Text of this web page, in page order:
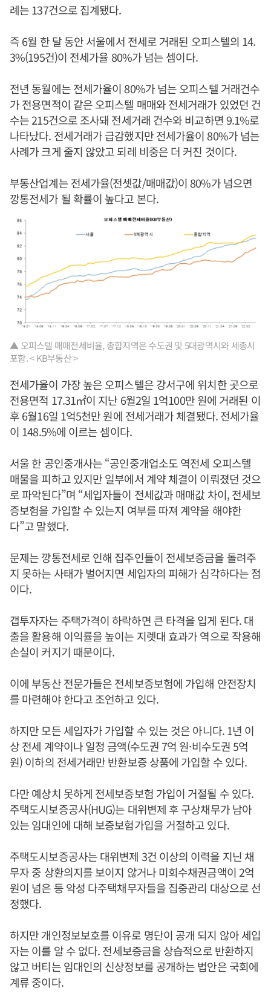
례는 137건으로 집계됐다.
즉 6월 한 달 동안 서울에서 전세로 거래된 오피스텔의 14.
3%(195건)이 전세가율 80%가 넘는 셈이다.
전년 동월에는 전세가율이 80%가 넘는 오피스텔 거래건수
가 전용면적이 같은 오피스텔 매매와 전세거래가 있었던 건
수는 215건으로 조사돼 전세거래 건수와 비교하면 9.1%로
나타났다. 전세거래가 급감했지만 전세가율이 80%가 넘는
사례가 크게 줄지 않았고 되레 비중은 더 커진 것이다.
부동산업계는 전세가율(전셋값/매매값)이 80%가 넘으면
깡통전세가 될 확률이 높다고 본다.
▲ 오피스텔 매매전세비율, 종합지역은 수도권 및 5대광역시와 세종시
포함. < KB부동산 >
전세가율이 가장 높은 오피스텔은 강서구에 위치한 곳으로
전용면적 17.31㎡이 지난 6월2일 1억100만 원에 거래된 이
후 6월16일 1억5천만 원에 전세거래가 체결됐다. 전세가율
이 148.5%에 이르는 셈이다.
서울 한 공인중개사는 “공인중개업소도 역전세 오피스텔
매물을 피하고 있지만 일부에서 계약 체결이 이뤄졌던 것으
로 파악된다”며 “세입자들이 전세값과 매매값 차이, 전세보
증보험을 가입할 수 있는지 여부를 따져 계약을 해야한
다”고 말했다.
문제는 깡통전세로 인해 집주인들이 전세보증금을 돌려주
지 못하는 사태가 벌어지면 세입자의 피해가 심각하다는 점
이다.
갭투자자는 주택가격이 하락하면 큰 타격을 입게 된다. 대
출을 활용해 이익률을 높이는 지렛대 효과가 역으로 작용해
손실이 커지기 때문이다.
이에 부동산 전문가들은 전세보증보험에 가입해 안전장치
를 마련해야 한다고 조언하고 있다.
하지만 모든 세입자가 가입할 수 있는 것은 아니다. 1년 이
상 전세 계약이나 일정 금액(수도권 7억 원·비수도권 5억
원) 이하의 전세거래만 반환보증 상품에 가입할 수 있다.
다만 예상치 못하게 전세보증보험 가입이 거절될 수 있다.
주택도시보증공사(HUG)는 대위변제 후 구상채무가 남아
있는 임대인에 대해 보증보험가입을 거절하고 있다.
주택도시보증공사는 대위변제 3건 이상의 이력을 지닌 채
무자 중 상환의지를 보이지 않거나 미회수채권금액이 2억
원이 넘은 등 악성 다주택채무자들을 집중관리 대상으로 선
정했다.
하지만 개인정보보호를 이유로 명단이 공개 되지 않아 세입
자는 이를 알 수 없다. 전세보증금을 상습적으로 반환하지
않고 버티는 임대인의 신상정보를 공개하는 법안은 국회에
계류 중이다.